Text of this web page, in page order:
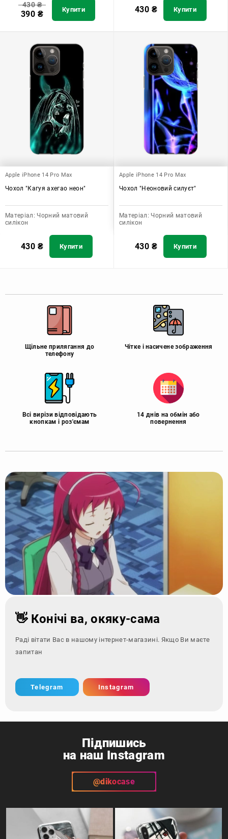
430₴
390 ₴ Купити 430 ₴ Купити
Apple iPhone 14 Pro Max
Чохол "Кагуя ахегао неон"
Матеріал: Чорний матовий
силікон
430 ₴ Купити
Apple iPhone 14 Pro Max
Чохол "Неоновий силуєт"
Матеріал: Чорний матовий
силікон
430 ₴ Купити
Щільне прилягання до
телефону
Чітке і насичене зображення
Всі вирізи відповідають
кнопкам і роз'ємам
14 днів на обмін або
повернення
👋 Конічі ва, окяку-сама
Раді вітати Вас в нашому інтернет-магазині. Якщо Ви маєте
запитання - зверніт
Telegram Instagram
Підпишись
на наш Instagram
@dikocase